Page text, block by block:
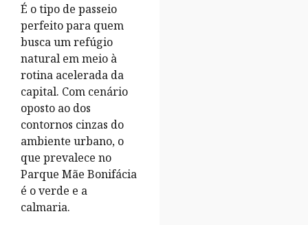
É o tipo de passeio
perfeito para quem
busca um refúgio
natural em meio à
rotina acelerada da
capital. Com cenário
oposto ao dos
contornos cinzas do
ambiente urbano, o
que prevalece no
Parque Mãe Bonifácia
é o verde e a
calmaria.